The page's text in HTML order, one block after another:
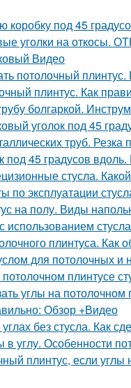
коробку под 45
уголки на откосы.
Видео
потолочный
плинтус. Как
болгаркой.
уголок под 45
труб. Резка
под 45 градусов
стусла.
по эксплуатации
на полу. Виды
использованием
плинтуса. Как
для потолочных и
потолочном плинтусе
углы на
Обзор +Видео
без стусла. Как
в углу. Особенности
плинтус, если